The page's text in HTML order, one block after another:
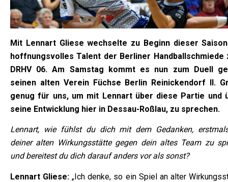
Mit Lennart Gliese wechselte zu Beginn dieser
hoffnungsvolles Talent der Berliner Handballschmiede
DRHV 06. Am Samstag kommt es nun zum Duell
seinen alten Verein Füchse Berlin Reinickendorf II.
genug für uns, um mit Lennart über diese Partie und
seine Entwicklung hier in Dessau-Roßlau, zu sprechen.
Lennart, wie fühlst du dich mit dem Gedanken,
deiner alten Wirkungsstätte gegen dein altes Team zu
und bereitest du dich darauf anders vor als sonst?
Lennart Gliese: „Ich denke, so ein Spiel an alter